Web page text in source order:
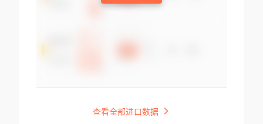
查看全部进口数据